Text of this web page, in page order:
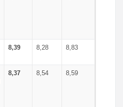
8,39 8,28 8,83
8,37 8,54 8,59